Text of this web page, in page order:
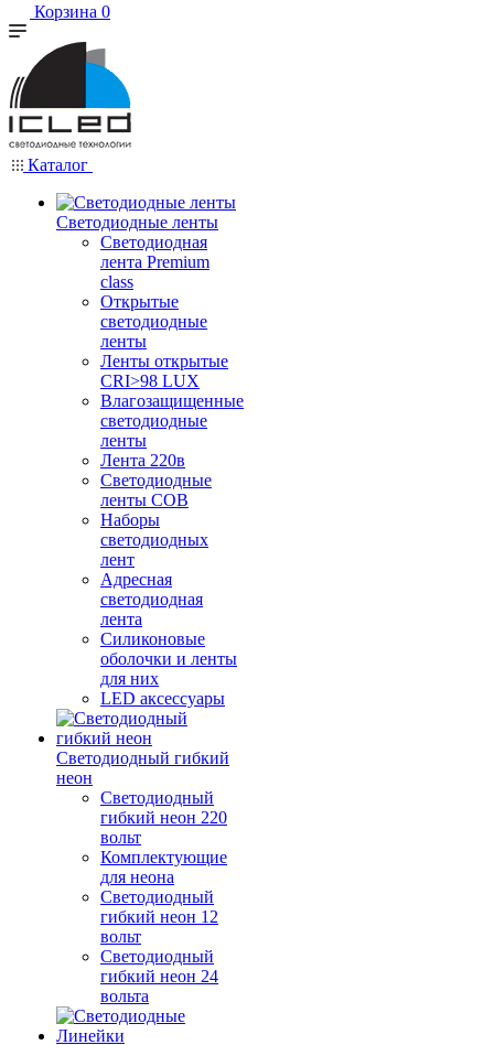
Корзина 0
Каталог
Светодиодные ленты
Светодиодная
лента Premium
class
Открытые
светодиодные
ленты
Ленты открытые
CRI>98 LUX
Влагозащищенные
светодиодные
ленты
Лента 220в
Светодиодные
ленты COB
Наборы
светодиодных
лент
Адресная
светодиодная
лента
Силиконовые
оболочки и ленты
для них
LED аксессуары
Светодиодный гибкий
неон
Светодиодный
гибкий неон 220
вольт
Комплектующие
для неона
Светодиодный
гибкий неон 12
вольт
Светодиодный
гибкий неон 24
вольта